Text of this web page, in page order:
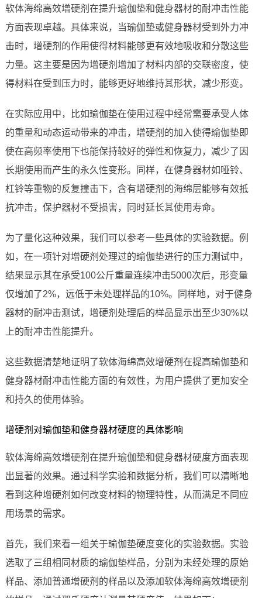
软体海绵高效增硬剂在提升瑜伽垫和健身器材的耐冲击性能
方面表现卓越。具体来说，当瑜伽垫或健身器材受到外力冲
击时，增硬剂的作用使得材料能够更有效地吸收和分散这些
力量。这主要是因为增硬剂增加了材料内部的交联密度，使
得材料在受到压力时，能够更好地维持其形状，减少形变。
在实际应用中，比如瑜伽垫在使用过程中经常需要承受人体
的重量和动态运动带来的冲击，增硬剂的加入使得瑜伽垫即
使在高频率使用下也能保持较好的弹性和恢复力，减少了因
长期使用而产生的永久性变形。同样，在健身器材如哑铃、
杠铃等重物的反复撞击下，含有增硬剂的海绵层能够有效抵
抗冲击，保护器材不受损害，同时延长其使用寿命。
为了量化这种效果，我们可以参考一些具体的实验数据。例
如，在一项针对增硬剂处理过的瑜伽垫进行的压力测试中，
结果显示其在承受100公斤重量连续冲击5000次后，形变量
仅增加了2%，远低于未处理样品的10%。同样地，对于健身
器材的耐冲击测试，增硬剂处理后的样品显示出至少30%以
上的耐冲击性能提升。
这些数据清楚地证明了软体海绵高效增硬剂在提高瑜伽垫和
健身器材耐冲击性能方面的有效性，为用户提供了更加安全
和持久的使用体验。
增硬剂对瑜伽垫和健身器材硬度的具体影响
软体海绵高效增硬剂在提升瑜伽垫和健身器材硬度方面表现
出显著的效果。通过科学实验和数据分析，我们可以清晰地
看到这种增硬剂如何改变材料的物理特性，从而满足不同应
用场景的需求。
首先，我们来看一组关于瑜伽垫硬度变化的实验数据。实验
选取了三组相同材质的瑜伽垫样品，分别为未经处理的原始
样品、添加普通增硬剂的样品以及添加软体海绵高效增硬剂